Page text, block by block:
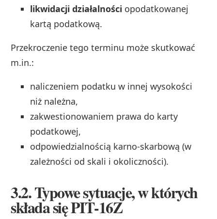
likwidacji działalności opodatkowanej
kartą podatkową.
Przekroczenie tego terminu może skutkować
m.in.:
naliczeniem podatku w innej wysokości
niż należna,
zakwestionowaniem prawa do karty
podatkowej,
odpowiedzialnością karno‑skarbową (w
zależności od skali i okoliczności).
3.2. Typowe sytuacje, w których
składa się PIT‑16Z